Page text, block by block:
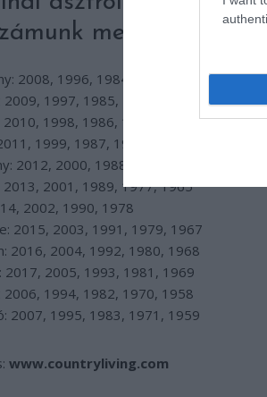
megmutatja,
2008, 1996, 1984, 1972, 1960
2009, 1997, 1985, 1973, 1961
2010, 1998, 1986, 1974, 1962
1999, 1987, 1975, 1963
2012, 2000, 1988, 1976, 1964
2013, 2001, 1989, 1977, 1965
2002, 1990, 1978
2015, 2003, 1991, 1979, 1967
2016, 2004, 1992, 1980, 1968
2017, 2005, 1993, 1981, 1969
2006, 1994, 1982, 1970, 1958
2007, 1995, 1983, 1971, 1959
www.countryliving.com